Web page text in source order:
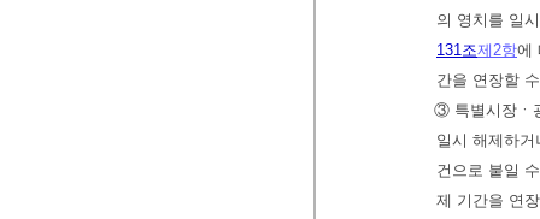
의 영치를 일
131조제2항에
간을 연장할
③ 특별시장ㆍ
일시 해제하
건으로 붙일
제 기간을 연